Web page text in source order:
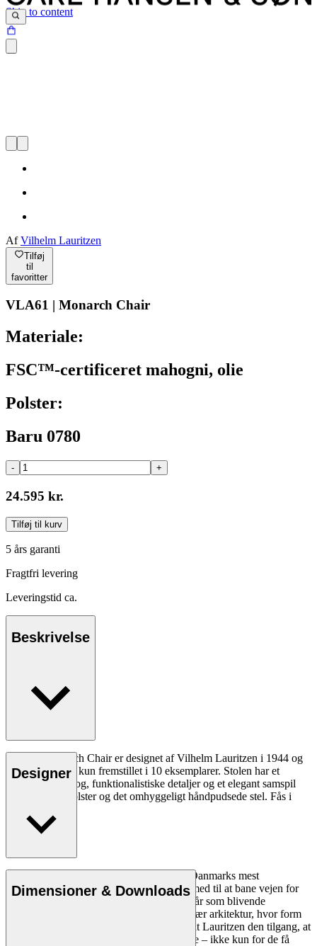
Skip to content
AfVilhelm Lauritzen
Tilføj
til
favoritter
VLA61 | Monarch Chair
Materiale:
FSC™-certificeret mahogni, olie
Polster:
Baru 0780
- +
24.595 kr.
Tilføj til kurv
5 års garanti
Fragtfri levering
Leveringstid ca.
Beskrivelse
VLA61 Monarch Chair er designet af Vilhelm Lauritzen i 1944 og
blev oprindeligt kun fremstillet i 10 eksemplarer. Stolen har et
poetisk formsprog, funktionalistiske detaljer og et elegant samspil
mellem blødt polster og det omhyggeligt håndpudsede stel. Fås i
Læs mere
Designer
Vilhelm Lauritzen (1894-1984) var en af Danmarks mest
betydningsfulde arkitekter i sin tid og var med til at bane vejen for
dansk modernisme med værker, der fremstår som blivende
eksempler på en dengang ny og revolutionær arkitektur, hvor form
følger funktion. Gennem karrieren fastholdt Lauritzen den tilgang, at
arkitekturen skal være anvendt kunst til alle – ikke kun for de få
Dimensioner & Downloads